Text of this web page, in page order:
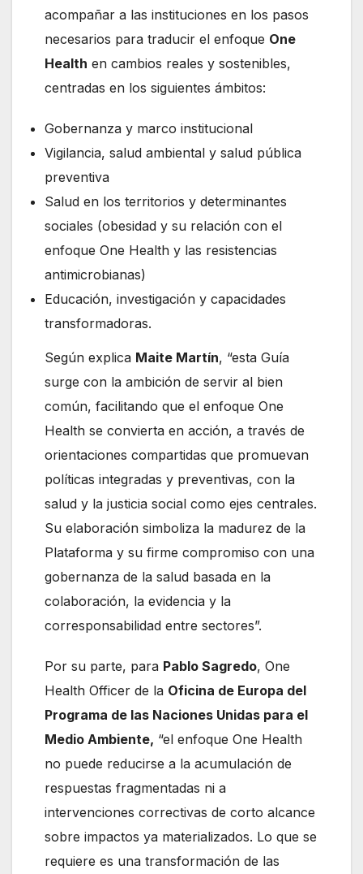
acompañar a las instituciones en los pasos
necesarios para traducir el enfoque One
Health en cambios reales y sostenibles,
centradas en los siguientes ámbitos:
Gobernanza y marco institucional
Vigilancia, salud ambiental y salud pública
preventiva
Salud en los territorios y determinantes
sociales (obesidad y su relación con el
enfoque One Health y las resistencias
antimicrobianas)
Educación, investigación y capacidades
transformadoras.
Según explica Maite Martín, “esta Guía
surge con la ambición de servir al bien
común, facilitando que el enfoque One
Health se convierta en acción, a través de
orientaciones compartidas que promuevan
políticas integradas y preventivas, con la
salud y la justicia social como ejes centrales.
Su elaboración simboliza la madurez de la
Plataforma y su firme compromiso con una
gobernanza de la salud basada en la
colaboración, la evidencia y la
corresponsabilidad entre sectores”.
Por su parte, para Pablo Sagredo, One
Health Officer de la Oficina de Europa del
Programa de las Naciones Unidas para el
Medio Ambiente, “el enfoque One Health
no puede reducirse a la acumulación de
respuestas fragmentadas ni a
intervenciones correctivas de corto alcance
sobre impactos ya materializados. Lo que se
requiere es una transformación de las